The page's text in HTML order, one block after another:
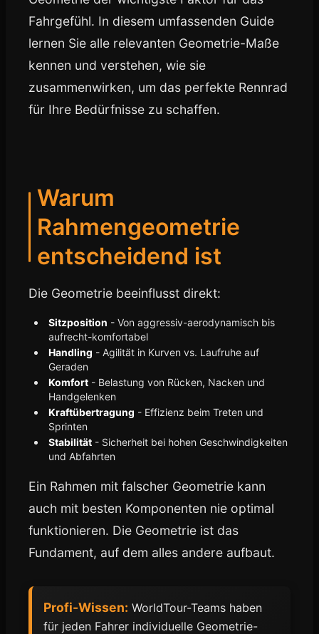
Fahrgefühl. In diesem umfassenden Guide
lernen Sie alle relevanten Geometrie-Maße
kennen und verstehen, wie sie
zusammenwirken, um das perfekte Rennrad
für Ihre Bedürfnisse zu schaffen.
Warum
Rahmengeometrie
entscheidend ist
Die Geometrie beeinflusst direkt:
Sitzposition - Von aggressiv-aerodynamisch bis
aufrecht-komfortabel
Handling - Agilität in Kurven vs. Laufruhe auf
Geraden
Komfort - Belastung von Rücken, Nacken und
Handgelenken
Kraftübertragung - Effizienz beim Treten und
Sprinten
Stabilität - Sicherheit bei hohen Geschwindigkeiten
und Abfahrten
Ein Rahmen mit falscher Geometrie kann
auch mit besten Komponenten nie optimal
funktionieren. Die Geometrie ist das
Fundament, auf dem alles andere aufbaut.
Profi-Wissen: WorldTour-Teams haben
für jeden Fahrer individuelle Geometrie-